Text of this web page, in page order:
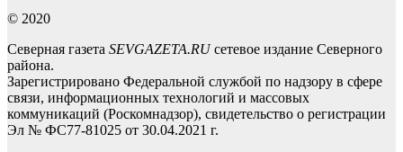
© 2020
Северная газета SEVGAZETA.RUсетевое издание Северного
района.
Зарегистрировано Федеральной службой по надзору в сфере
связи, информационных технологий и массовых
коммуникаций (Роскомнадзор), свидетельство о регистрации
Эл № ФС77-81025 от 30.04.2021 г.